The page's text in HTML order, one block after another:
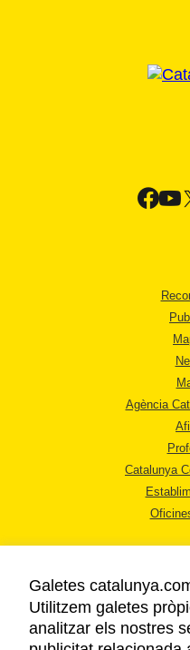
Agència
Catalunya
Galetes
Utilitzem galetes
analitzar els nostres